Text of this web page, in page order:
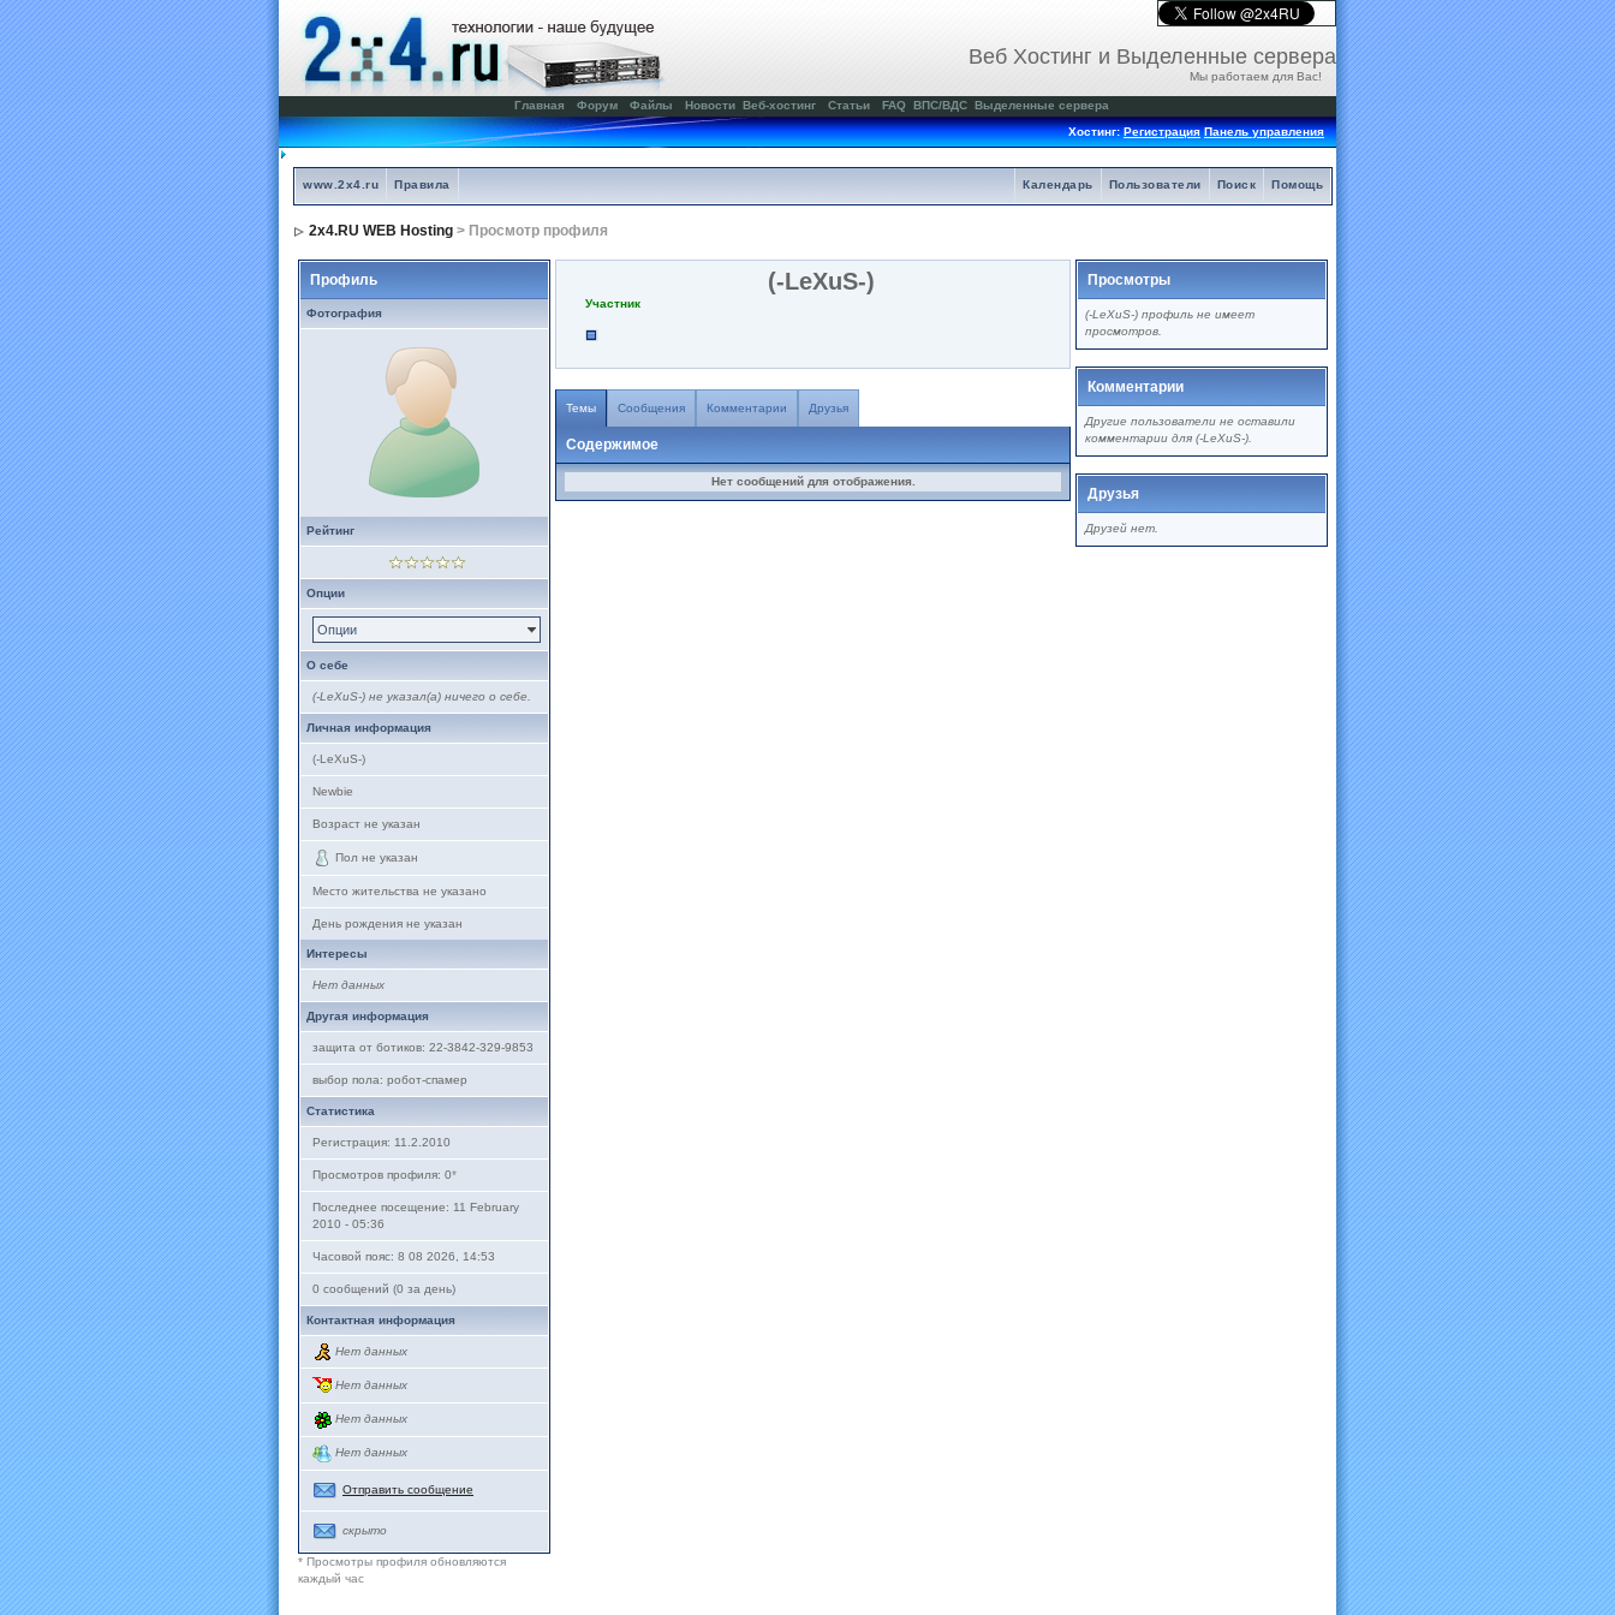
Веб Хостинг и Выделенные сервера
Мы работаем для Вас!
Главная Форум Файлы Новости Веб-хостинг Статьи FAQ ВПС/ВДС Выделенные сервера
Хостинг:Регистрация Панель управления
www.2x4.ru Правила Помощь
Поиск
Пользователи
Календарь
2x4.RU WEB Hosting > Просмотр профиля
Профиль
Фотография
Рейтинг
Опции
Опции
О себе
(-LeXuS-) не указал(а) ничего о себе.
Личная информация
(-LeXuS-)
Newbie
Возраст не указан
Пол не указан
Место жительства не указано
День рождения не указан
Интересы
Нет данных
Другая информация
защита от ботиков: 22-3842-329-9853
выбор пола: робот-спамер
Статистика
Регистрация: 11.2.2010
Просмотров профиля: 0*
Последнее посещение: 11 February
2010 - 05:36
Часовой пояс: 8 08 2026, 14:53
0 сообщений (0 за день)
Контактная информация
Нет данных
Нет данных
Нет данных
Нет данных
Отправить сообщение
скрыто
* Просмотры профиля обновляются
каждый час
(-LeXuS-)
Участник
Темы Сообщения Комментарии Друзья
Содержимое
Нет сообщений для отображения.
Просмотры
(-LeXuS-) профиль не имеет
просмотров.
Комментарии
Другие пользователи не оставили
комментарии для (-LeXuS-).
Друзья
Друзей нет.